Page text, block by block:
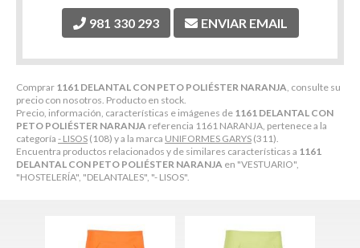
Comprar 1161 DELANTAL CON PETO POLIÉSTER NARANJA, consulte su
precio con nosotros. Producto en stock.
Precio, información, características e imágenes de 1161 DELANTAL CON
PETO POLIÉSTER NARANJA referencia 1161 NARANJA, pertenece a la
categoría - LISOS (108) y a la marca UNIFORMES GARYS (311).
Encuentra productos relacionados y de similares características a 1161
DELANTAL CON PETO POLIÉSTER NARANJA en "VESTUARIO",
"HOSTELERÍA", "DELANTALES", "- LISOS".
981 330 293 ENVIAR EMAIL